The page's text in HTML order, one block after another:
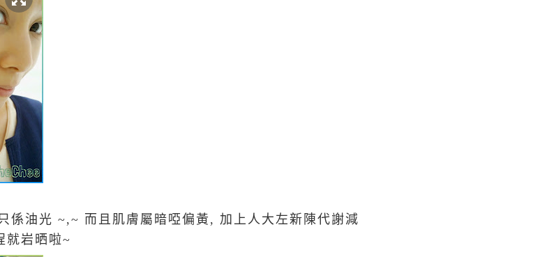
係油光 ~,~ 而且肌膚屬暗啞偏黃, 加上人大左新陳代謝減
就岩晒啦~